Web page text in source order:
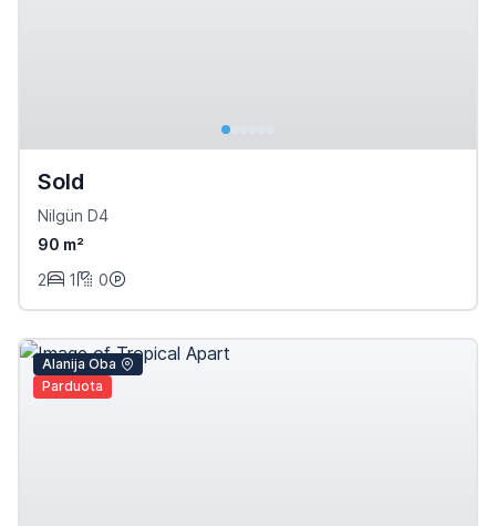
Sold
Nilgün D4
90 m²
2
1 0
Alanija Oba
Parduota